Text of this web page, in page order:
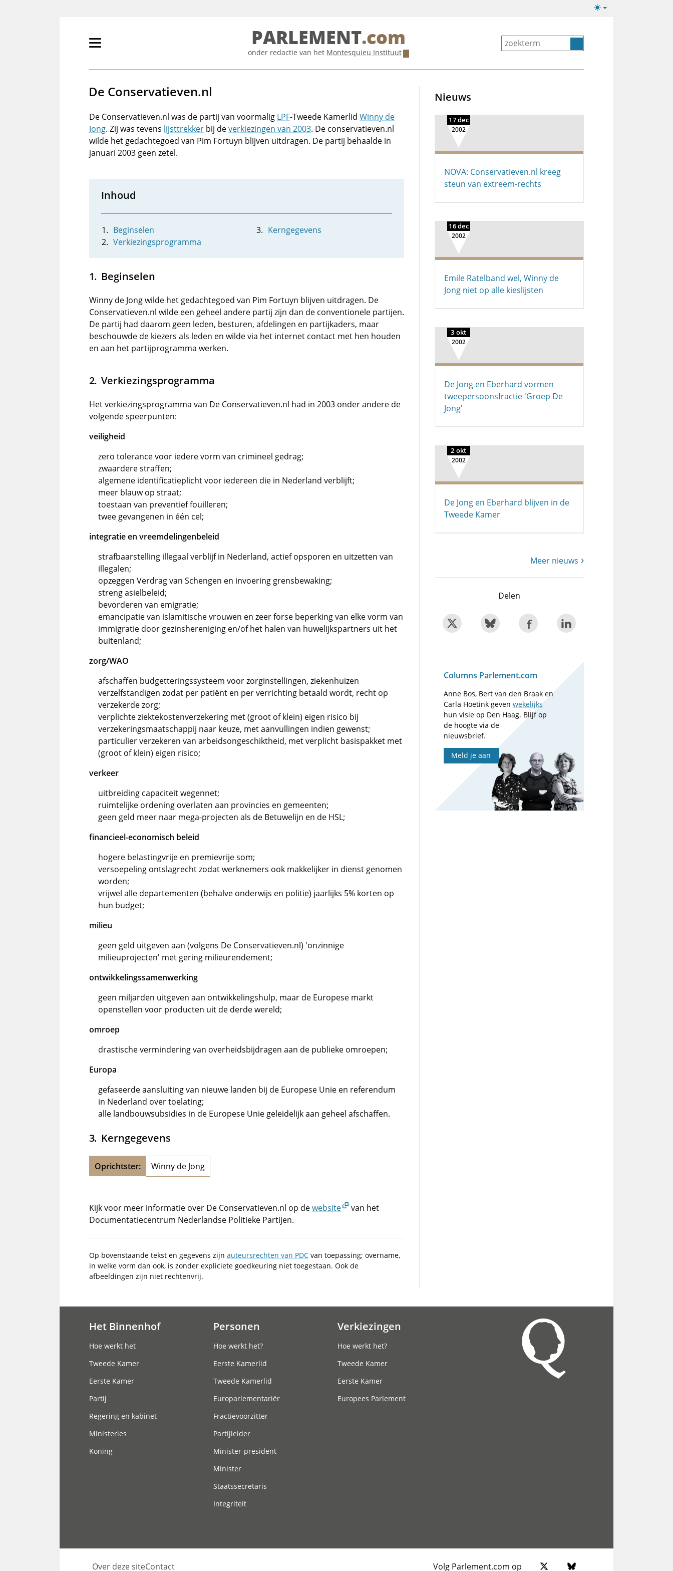
Lichte/donkere
Primair
tonen/verbergen
PARLEMENT.com
onder redactie van het Montesquieu Instituut
De Conservatieven.nl
De Conservatieven.nl was de partij van voormalig LPF-Tweede Kamerlid Winny de
Jong. Zij was tevens lijsttrekker bij deverkiezingen van 2003. De conservatieven.nl
wilde het gedachtegoed van Pim Fortuyn blijven uitdragen. De partij behaalde in
januari 2003 geen zetel.
Inhoud
Beginselen
Verkiezingsprogramma
Kerngegevens
Beginselen
Winny de Jong wilde het gedachtegoed van Pim Fortuyn blijven uitdragen. De
Conservatieven.nl wilde een geheel andere partij zijn dan de conventionele partijen.
De partij had daarom geen leden, besturen, afdelingen en partijkaders, maar
beschouwde de kiezers als leden en wilde via het internet contact met hen houden
en aan het partijprogramma werken.
Verkiezingsprogramma
Het verkiezingsprogramma van De Conservatieven.nl had in 2003 onder andere de
volgende speerpunten:
veiligheid
zero tolerance voor iedere vorm van crimineel gedrag;
zwaardere straffen;
algemene identificatieplicht voor iedereen die in Nederland verblijft;
meer blauw op straat;
toestaan van preventief fouilleren;
twee gevangenen in één cel;
integratie en vreemdelingenbeleid
strafbaarstelling illegaal verblijf in Nederland, actief opsporen en uitzetten van
illegalen;
opzeggen Verdrag van Schengen en invoering grensbewaking;
streng asielbeleid;
bevorderen van emigratie;
emancipatie van islamitische vrouwen en zeer forse beperking van elke vorm van
immigratie door gezinshereniging en/of het halen van huwelijkspartners uit het
buitenland;
zorg/WAO
afschaffen budgetteringssysteem voor zorginstellingen, ziekenhuizen
verzelfstandigen zodat per patiënt en per verrichting betaald wordt, recht op
verzekerde zorg;
verplichte ziektekostenverzekering met (groot of klein) eigen risico bij
verzekeringsmaatschappij naar keuze, met aanvullingen indien gewenst;
particulier verzekeren van arbeidsongeschiktheid, met verplicht basispakket met
(groot of klein) eigen risico;
verkeer
uitbreiding capaciteit wegennet;
ruimtelijke ordening overlaten aan provincies en gemeenten;
geen geld meer naar mega-projecten als de Betuwelijn en de HSL;
financieel-economisch beleid
hogere belastingvrije en premievrije som;
versoepeling ontslagrecht zodat werknemers ook makkelijker in dienst genomen
worden;
vrijwel alle departementen (behalve onderwijs en politie) jaarlijks 5% korten op
hun budget;
milieu
geen geld uitgeven aan (volgens De Conservatieven.nl) 'onzinnige
milieuprojecten' met gering milieurendement;
ontwikkelingssamenwerking
geen miljarden uitgeven aan ontwikkelingshulp, maar de Europese markt
openstellen voor producten uit de derde wereld;
omroep
drastische vermindering van overheidsbijdragen aan de publieke omroepen;
Europa
gefaseerde aansluiting van nieuwe landen bij de Europese Unie en referendum
in Nederland over toelating;
alle landbouwsubsidies in de Europese Unie geleidelijk aan geheel afschaffen.
Kerngegevens
Oprichtster: Winny de Jong
Kijk voor meer informatie over De Conservatieven.nl op dewebsite
van het
Documentatiecentrum Nederlandse Politieke Partijen.
Op bovenstaande tekst en gegevens zijn auteursrechten van PDC van toepassing; overname,
in welke vorm dan ook, is zonder expliciete goedkeuring niet toegestaan. Ook de
afbeeldingen zijn niet rechtenvrij.
Nieuws
17 dec
2002
NOVA: Conservatieven.nl kreeg
steun van extreem-rechts
16 dec
2002
Emile Ratelband wel, Winny de
Jong niet op alle kieslijsten
3 okt
2002
De Jong en Eberhard vormen
tweepersoonsfractie 'Groep De
Jong'
2 okt
2002
De Jong en Eberhard blijven in de
Tweede Kamer
Meer nieuws
Delen
Columns Parlement.com
Anne Bos, Bert van den Braak en
Carla Hoetink gevenwekelijks
hun visie op Den Haag. Blijf op
de hoogte via de
nieuwsbrief.
Meld je aan
Het Binnenhof
Hoe werkt het
Tweede Kamer
Eerste Kamer
Partij
Regering en kabinet
Ministeries
Koning
Personen
Hoe werkt het?
Eerste Kamerlid
Tweede Kamerlid
Europarlementariër
Fractievoorzitter
Partijleider
Minister-president
Minister
Staatssecretaris
Integriteit
Verkiezingen
Hoe werkt het?
Tweede Kamer
Eerste Kamer
Europees Parlement
Over deze siteContact Volg Parlement.com op